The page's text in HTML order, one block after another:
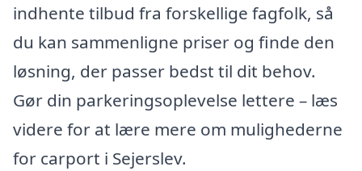
indhente tilbud fra forskellige fagfolk, så
du kan sammenligne priser og finde den
løsning, der passer bedst til dit behov.
Gør din parkeringsoplevelse lettere – læs
videre for at lære mere om mulighederne
for carport i Sejerslev.